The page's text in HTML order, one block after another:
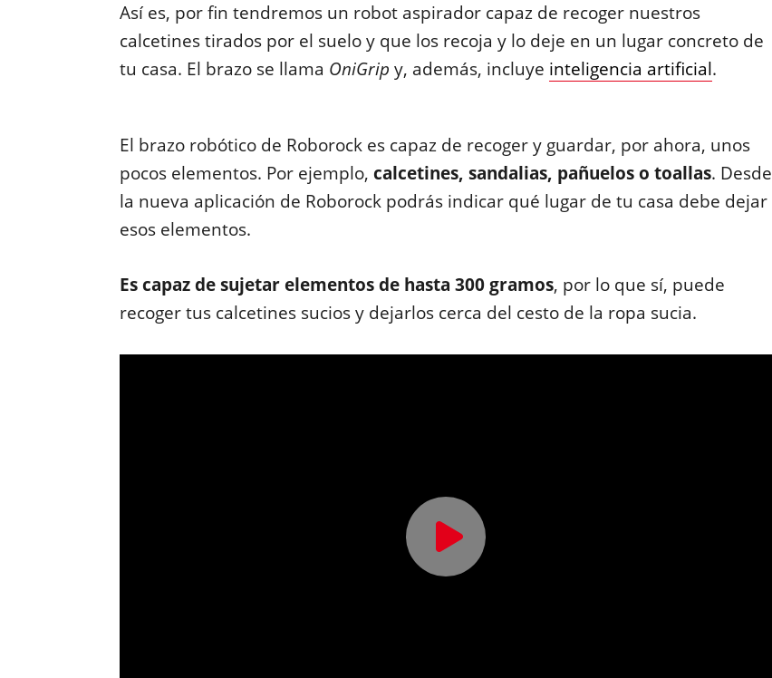
Así es, por fin tendremos un robot aspirador capaz de recoger nuestros
calcetines tirados por el suelo y que los recoja y lo deje en un lugar concreto de
tu casa. El brazo se llama OniGrip y, además, incluye inteligencia artificial.
El brazo robótico de Roborock es capaz de recoger y guardar, por ahora, unos
pocos elementos. Por ejemplo, calcetines, sandalias, pañuelos o toallas. Desde
la nueva aplicación de Roborock podrás indicar qué lugar de tu casa debe dejar
esos elementos.
Es capaz de sujetar elementos de hasta 300 gramos, por lo que sí, puede
recoger tus calcetines sucios y dejarlos cerca del cesto de la ropa sucia.